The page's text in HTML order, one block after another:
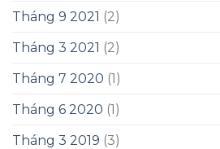
Tháng 9 2021 (2)
Tháng 3 2021 (2)
Tháng 7 2020 (1)
Tháng 6 2020 (1)
Tháng 3 2019 (3)